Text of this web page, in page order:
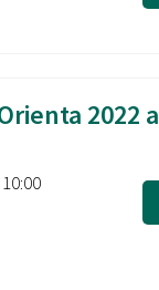
2022 a